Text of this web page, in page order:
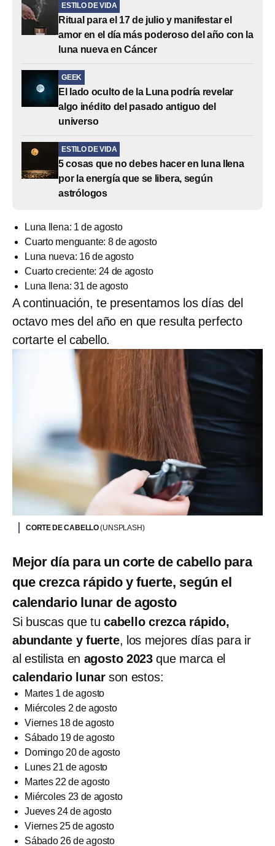
ESTILO DE VIDA
Ritual para el 17 de julio y manifestar el
amor en el día más poderoso del año con la
luna nueva en Cáncer
GEEK
El lado oculto de la Luna podría revelar
algo inédito del pasado antiguo del
universo
ESTILO DE VIDA
5 cosas que no debes hacer en luna llena
por la energía que se libera, según
astrólogos
Luna llena: 1 de agosto
Cuarto menguante: 8 de agosto
Luna nueva: 16 de agosto
Cuarto creciente: 24 de agosto
Luna llena: 31 de agosto
A continuación, te presentamos los días del
octavo mes del año en que resulta perfecto
cortarte el cabello.
CORTE DE CABELLO(UNSPLASH)
Mejor día para un corte de cabello para
que crezca rápido y fuerte, según el
calendario lunar de agosto
Si buscas que tu cabello crezca rápido,
abundante y fuerte, los mejores días para ir
al estilista en agosto 2023que marca el
calendario lunarson estos:
Martes 1 de agosto
Miércoles 2 de agosto
Viernes 18 de agosto
Sábado 19 de agosto
Domingo 20 de agosto
Lunes 21 de agosto
Martes 22 de agosto
Miércoles 23 de agosto
Jueves 24 de agosto
Viernes 25 de agosto
Sábado 26 de agosto